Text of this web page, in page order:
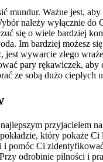
mundur. Ważne jest,
należy wyłącznie
się o wiele bardziej
Im bardziej możesz
jest wywarcie złego
pary rękawiczek,
ze sobą dużo
przyjacielem
który pokaże
pomóc Ci
odrobinie pilności i